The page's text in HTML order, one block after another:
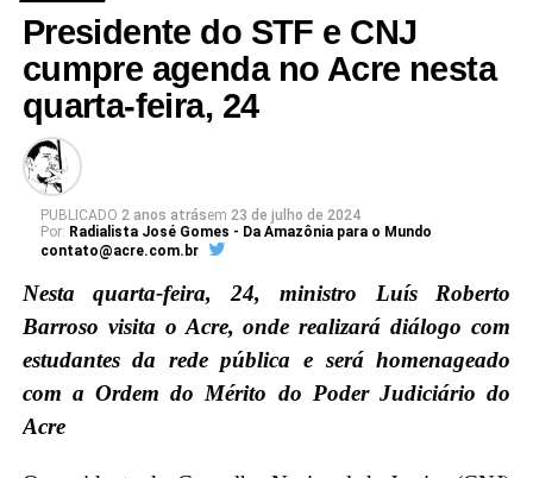
Presidente do STF e CNJ
cumpre agenda no Acre nesta
quarta-feira, 24
PUBLICADO 2 anos atrásem 23 de julho de 2024
Por: Radialista José Gomes - Da Amazônia para o Mundo
contato@acre.com.br
Nesta quarta-feira, 24, ministro Luís Roberto
Barroso visita o Acre, onde realizará diálogo com
estudantes da rede pública e será homenageado
com a Ordem do Mérito do Poder Judiciário do
Acre